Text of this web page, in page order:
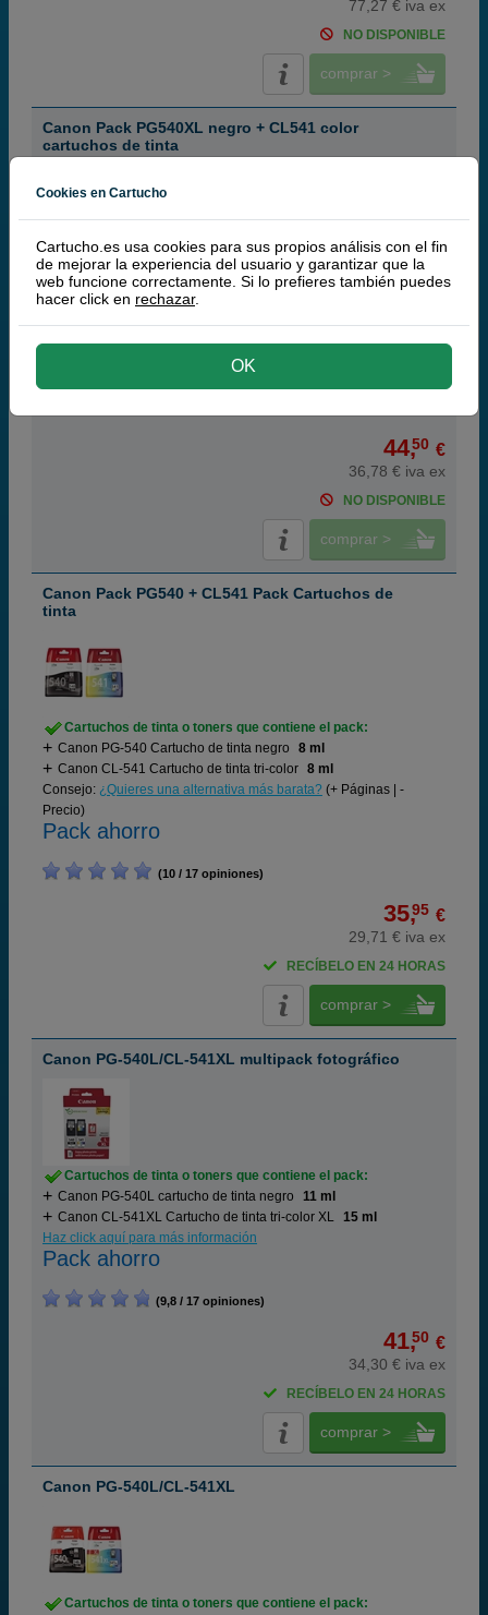
77,27 € iva ex
NO DISPONIBLE
comprar >
Canon Pack PG540XL negro + CL541 color
cartuchos de tinta
Cartuchos de tinta o toners que contiene el pack:
Canon PG-540XL Cartucho de tinta negro XL 21 ml
Canon CL-541 Cartucho de tinta tri-color
Consejo:¿Quieres una alternativa más barata?(+ Páginas | -
Precio)
44,50 €
36,78 € iva ex
NO DISPONIBLE
comprar >
Canon Pack PG540 + CL541 Pack Cartuchos de
tinta
Cartuchos de tinta o toners que contiene el pack:
Canon PG-540 Cartucho de tinta negro
8 ml
Canon CL-541 Cartucho de tinta tri-color 8 ml
Consejo: ¿Quieres una alternativa más barata? (+ Páginas | -
Precio)
Pack ahorro
(10 / 17 opiniones)
35,95 €
29,71 € iva ex
RECÍBELO EN 24 HORAS
comprar >
Canon PG-540L/CL-541XL multipack fotográfico
Cartuchos de tinta o toners que contiene el pack:
Canon PG-540L cartucho de tinta negro
11 ml
Canon CL-541XL Cartucho de tinta tri-color XL 15 ml
Haz click aquí para más información
Pack ahorro
(9,8 / 17 opiniones)
41,50 €
34,30 € iva ex
RECÍBELO EN 24 HORAS
comprar >
Canon PG-540L/CL-541XL
Cartuchos de tinta o toners que contiene el pack:
Cookies en Cartucho
Cartucho.es usa cookies para sus propios análisis con el fin
de mejorar la experiencia del usuario y garantizar que la
web funcione correctamente. Si lo prefieres también puedes
hacer click en rechazar.
OK